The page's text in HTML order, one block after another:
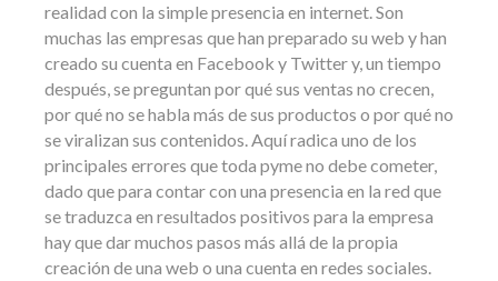
realidad con la simple presencia en internet. Son
muchas las empresas que han preparado su web y han
creado su cuenta en Facebook y Twitter y, un tiempo
después, se preguntan por qué sus ventas no crecen,
por qué no se habla más de sus productos o por qué no
se viralizan sus contenidos. Aquí radica uno de los
principales errores que toda pyme no debe cometer,
dado que para contar con una presencia en la red que
se traduzca en resultados positivos para la empresa
hay que dar muchos pasos más allá de la propia
creación de una web o una cuenta en redes sociales.